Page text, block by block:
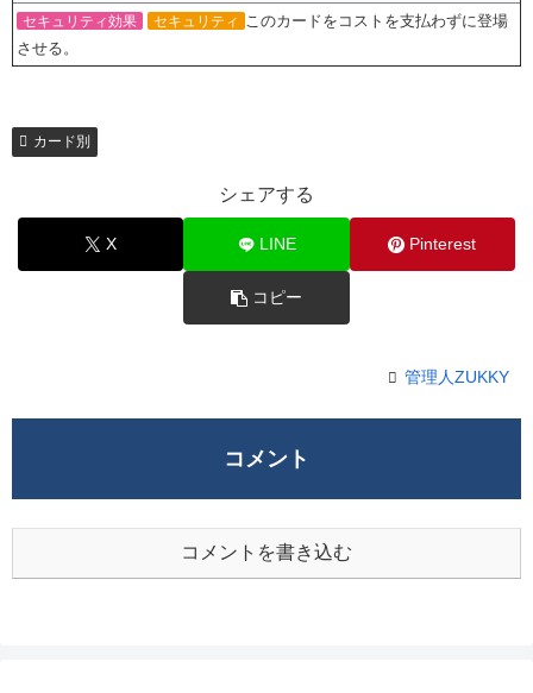
セキュリティ効果 セキュリティ このカードをコストを支払わずに登場
させる。
カード別
シェアする
X LINE Pinterest
コピー
管理人ZUKKY
コメント
コメントを書き込む